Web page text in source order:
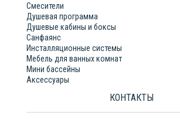
Смесители
Душевая программа
Душевые кабины и боксы
Санфаянс
Инсталляционные системы
Мебель для ванных комнат
Мини бассейны
Аксессуары
КОНТАКТЫ